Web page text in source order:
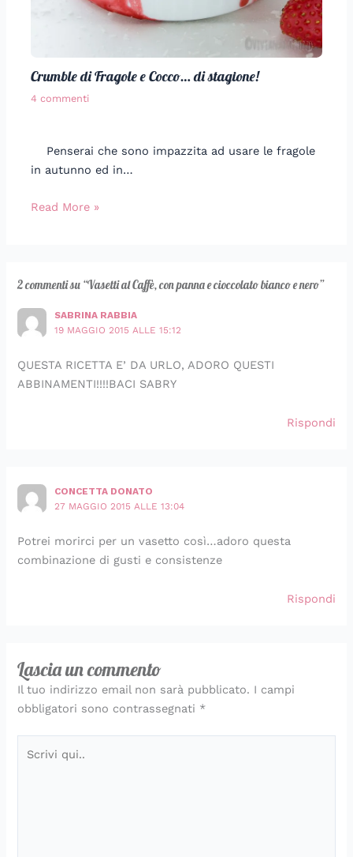
Crumble di Fragole e Cocco… di stagione!
4 commenti
Penserai che sono impazzita ad usare le fragole
in autunno ed in…
Read More »
2 commenti su “Vasetti al Caffè, con panna e cioccolato bianco e nero”
SABRINA RABBIA
19 MAGGIO 2015 ALLE 15:12
QUESTA RICETTA E’ DA URLO, ADORO QUESTI
ABBINAMENTI!!!!BACI SABRY
Rispondi
CONCETTA DONATO
27 MAGGIO 2015 ALLE 13:04
Potrei morirci per un vasetto così…adoro questa
combinazione di gusti e consistenze
Rispondi
Lascia un commento
Il tuo indirizzo email non sarà pubblicato. I campi
obbligatori sono contrassegnati *
qui..